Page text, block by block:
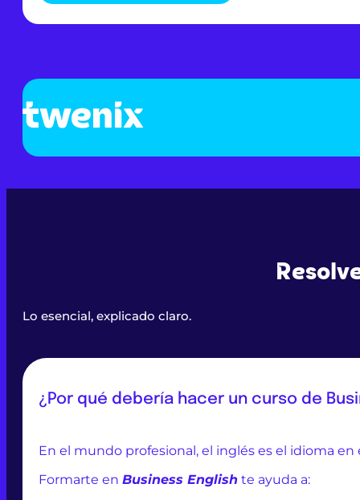
Lo esencial, explicado claro.
¿Por qué debería hacer un curso de
En el mundo profesional, el inglés es el idioma
Formarte en Business English te ayuda a: